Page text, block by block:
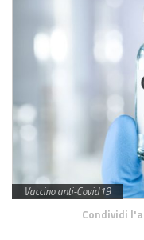
Vaccino anti-Covid19
Condividi